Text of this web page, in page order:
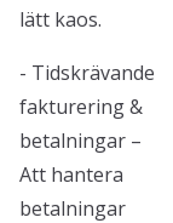
lätt kaos.
- Tidskrävande
fakturering &
betalningar –
Att hantera
betalningar